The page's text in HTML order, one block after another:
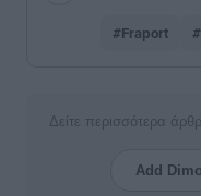
#Fraport
Δείτε περισσότερα
Add